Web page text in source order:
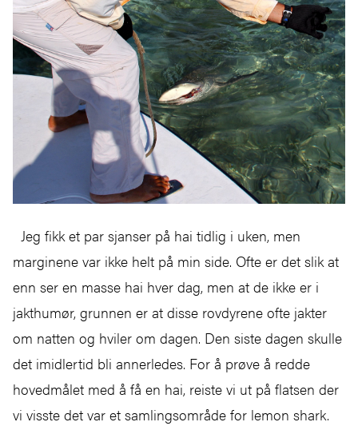
Jeg fikk et par sjanser på hai tidlig i uken, men
marginene var ikke helt på min side. Ofte er det slik at
enn ser en masse hai hver dag, men at de ikke er i
jakthumør, grunnen er at disse rovdyrene ofte jakter
om natten og hviler om dagen. Den siste dagen skulle
det imidlertid bli annerledes. For å prøve å redde
hovedmålet med å få en hai, reiste vi ut på flatsen der
vi visste det var et samlingsområde for lemon shark.